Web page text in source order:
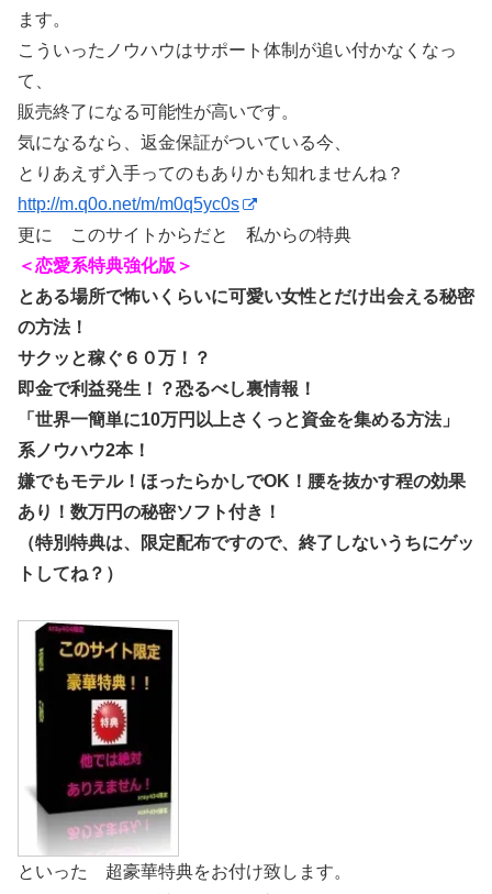
ます。
こういったノウハウはサポート体制が追い付かなくなっ
て、
販売終了になる可能性が高いです。
気になるなら、返金保証がついている今、
とりあえず入手ってのもありかも知れませんね？
http://m.q0o.net/m/m0q5yc0s
更に このサイトからだと 私からの特典
＜恋愛系特典強化版＞
とある場所で怖いくらいに可愛い女性とだけ出会える秘密
の方法！
サクッと稼ぐ６０万！？
即金で利益発生！？恐るべし裏情報！
「世界一簡単に10万円以上さくっと資金を集める方法」
系ノウハウ2本！
嫌でもモテル！ほったらかしでOK！腰を抜かす程の効果
あり！数万円の秘密ソフト付き！
（特別特典は、限定配布ですので、終了しないうちにゲッ
トしてね？）
といった 超豪華特典をお付け致します。